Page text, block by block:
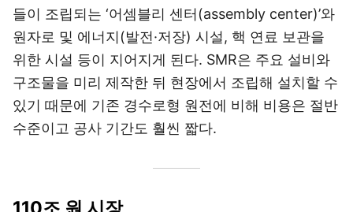
들이 조립되는 ‘어셈블리 센터(assembly center)’와
원자로 및 에너지(발전·저장) 시설, 핵 연료 보관을
위한 시설 등이 지어지게 된다. SMR은 주요 설비와
구조물을 미리 제작한 뒤 현장에서 조립해 설치할 수
있기 때문에 기존 경수로형 원전에 비해 비용은 절반
수준이고 공사 기간도 훨씬 짧다.